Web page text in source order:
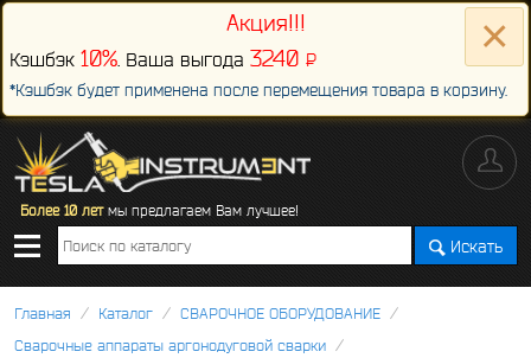
×
Акция!!!
Кэшбэк 10% . Ваша выгода 3240 P
-
*Кэшбэк будет применена после перемещения товара в корзину.
Более 10 летмы предлагаем Вам лучшее!
Искать
Главная / Каталог / СВАРОЧНОЕ ОБОРУДОВАНИЕ /
Сварочные аппараты аргонодуговой сварки /